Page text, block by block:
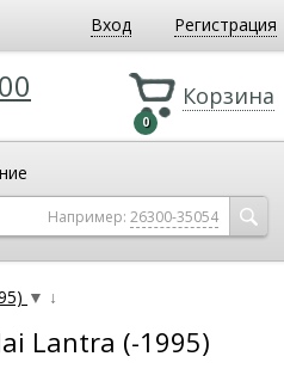
Вход Регистрация
Корзина
0
Например: 26300-35054
▼ ↓
Lantra (-1995)